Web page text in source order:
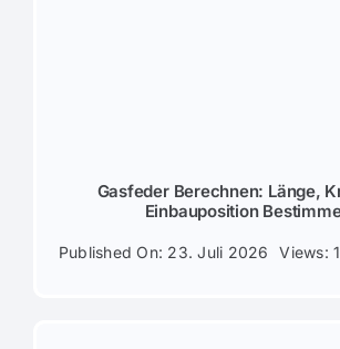
Gasfeder Berechnen: Länge,
Einbauposition
Published On: 23. Juli 2026 Views: